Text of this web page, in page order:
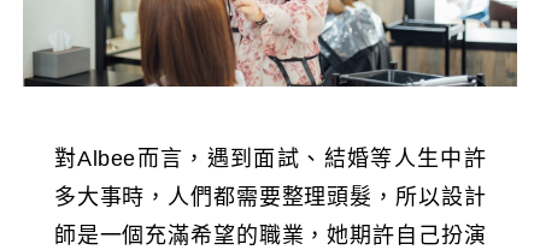
對Albee而言，遇到面試、結婚等人生中許
多大事時，人們都需要整理頭髮，所以設計
師是一個充滿希望的職業，她期許自己扮演